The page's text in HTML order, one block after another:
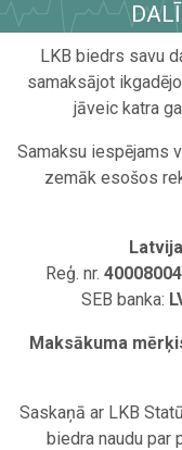
LKB biedrs savu
samaksājot
jāveic katra
Samaksu iespējams
zemāk esošos
Reģ. nr.
SEB banka:
Maksākuma
Saskaņā ar LKB
biedra naudu par